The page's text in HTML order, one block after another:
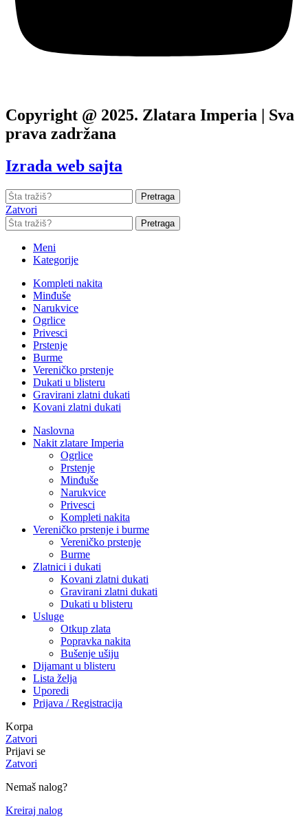
Copyright @ 2025. Zlatara Imperia | Sva
prava zadržana
Izrada web sajta
Pretraga
Zatvori
Pretraga
Meni
Kategorije
Kompleti nakita
Minđuše
Narukvice
Ogrlice
Privesci
Prstenje
Burme
Vereničko prstenje
Dukati u blisteru
Gravirani zlatni dukati
Kovani zlatni dukati
Naslovna
Nakit zlatare Imperia
Ogrlice
Prstenje
Minđuše
Narukvice
Privesci
Kompleti nakita
Vereničko prstenje i burme
Vereničko prstenje
Burme
Zlatnici i dukati
Kovani zlatni dukati
Gravirani zlatni dukati
Dukati u blisteru
Usluge
Otkup zlata
Popravka nakita
Bušenje ušiju
Dijamant u blisteru
Lista želja
Uporedi
Prijava / Registracija
Korpa
Zatvori
Prijavi se
Zatvori
Nemaš nalog?
Kreiraj nalog